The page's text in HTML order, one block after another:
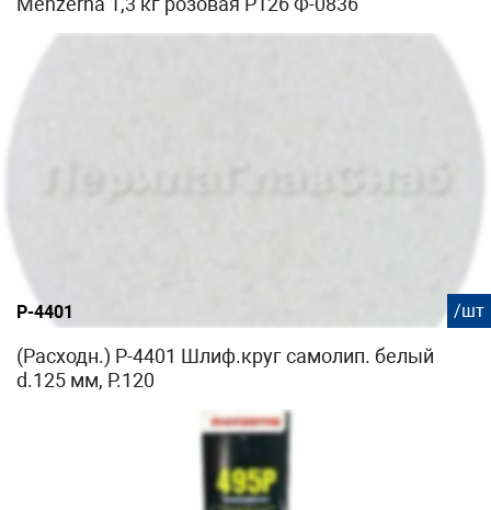
P-4401 /шт
(Расходн.) P-4401 Шлиф.круг самолип. белый
d.125 мм, P.120